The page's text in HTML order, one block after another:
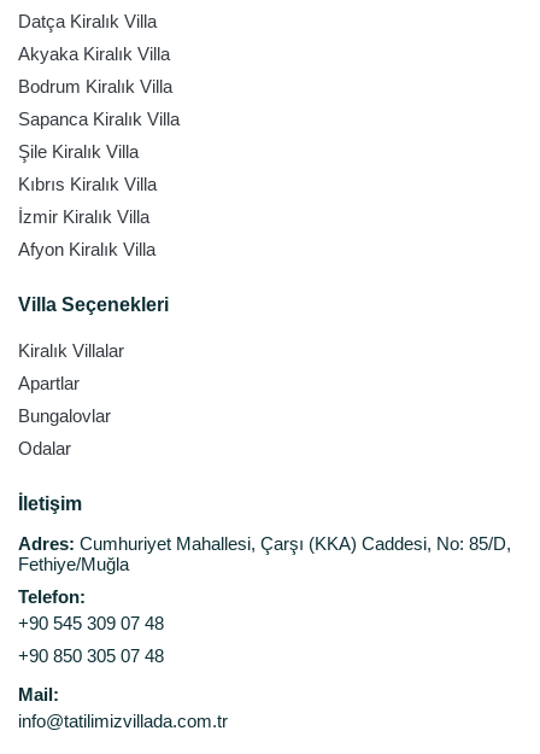
Datça Kiralık Villa
Akyaka Kiralık Villa
Bodrum Kiralık Villa
Sapanca Kiralık Villa
Şile Kiralık Villa
Kıbrıs Kiralık Villa
İzmir Kiralık Villa
Afyon Kiralık Villa
Villa Seçenekleri
Kiralık Villalar
Apartlar
Bungalovlar
Odalar
İletişim
Adres: Cumhuriyet Mahallesi, Çarşı (KKA) Caddesi, No: 85/D,
Fethiye/Muğla
Telefon:
+90 545 309 07 48
+90 850 305 07 48
Mail:
info@tatilimizvillada.com.tr